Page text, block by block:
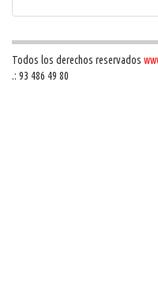
Todos los derechos reservados
.: 93 486 49 80